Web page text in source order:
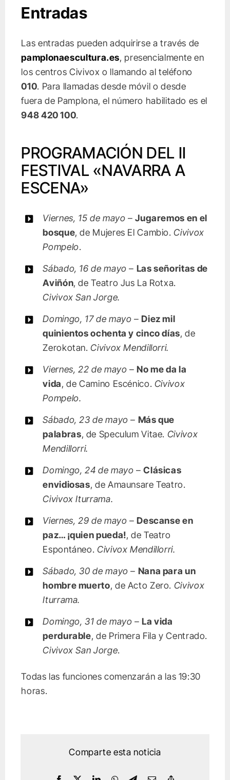
Entradas
Las entradas pueden adquirirse a través de
pamplonaescultura.es, presencialmente en
los centros Civivox o llamando al teléfono
010. Para llamadas desde móvil o desde
fuera de Pamplona, el número habilitado es el
948 420 100.
PROGRAMACIÓN DEL II
FESTIVAL «NAVARRA A
ESCENA»
Viernes, 15 de mayo –Jugaremos en el
bosque, de Mujeres El Cambio.Civivox
Pompelo.
Sábado, 16 de mayo – Las señoritas de
Aviñón, de Teatro Jus La Rotxa.
Civivox San Jorge.
Domingo, 17 de mayo –Diez mil
quinientos ochenta y cinco días, de
Zerokotan.Civivox Mendillorri.
Viernes, 22 de mayo –No me da la
vida, de Camino Escénico. Civivox
Pompelo.
Sábado, 23 de mayo – Más que
palabras, de Speculum Vitae. Civivox
Mendillorri.
Domingo, 24 de mayo –Clásicas
envidiosas, de Amaunsare Teatro.
Civivox Iturrama.
Viernes, 29 de mayo –Descanse en
paz… ¡quien pueda!, de Teatro
Espontáneo. Civivox Mendillorri.
Sábado, 30 de mayo – Nana para un
hombre muerto, de Acto Zero. Civivox
Iturrama.
Domingo, 31 de mayo –La vida
perdurable, de Primera Fila y Centrado.
Civivox San Jorge.
Todas las funciones comenzarán a las 19:30
horas.
Comparte esta noticia